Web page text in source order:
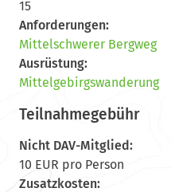
15
Anforderungen:
Mittelschwerer Bergweg
Ausrüstung:
Mittelgebirgswanderung
Teilnahmegebühr
Nicht DAV-Mitglied:
10 EUR pro Person
Zusatzkosten: